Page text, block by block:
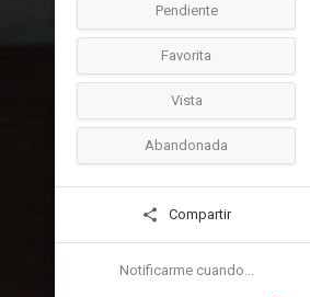
Pendiente
Favorita
Vista
Abandonada
Compartir
Notificarme cuando...